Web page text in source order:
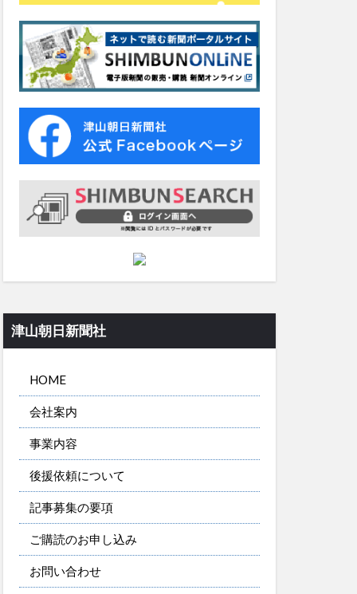
津山朝日新聞社
HOME
会社案内
事業内容
後援依頼について
記事募集の要項
ご購読のお申し込み
お問い合わせ